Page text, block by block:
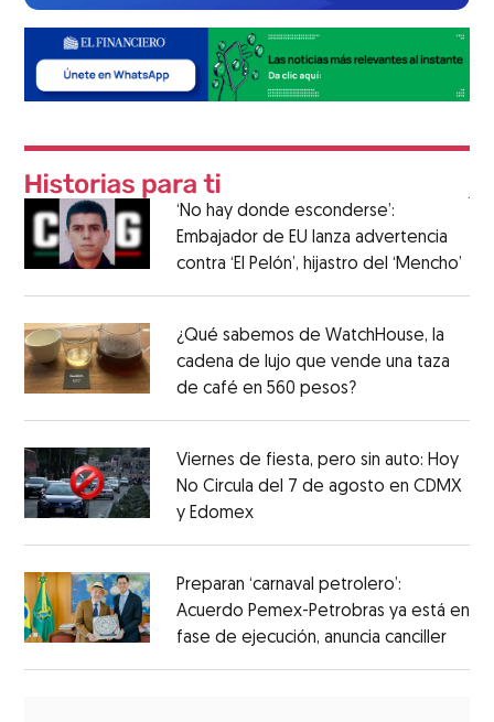
‘No hay donde esconderse’:
Embajador de EU lanza advertencia
contra ‘El Pelón’, hijastro del ‘Mencho’
¿Qué sabemos de WatchHouse, la
cadena de lujo que vende una taza
de café en 560 pesos?
Viernes de fiesta, pero sin auto: Hoy
No Circula del 7 de agosto en CDMX
y Edomex
Preparan ‘carnaval petrolero’:
Acuerdo Pemex-Petrobras ya está en
fase de ejecución, anuncia canciller